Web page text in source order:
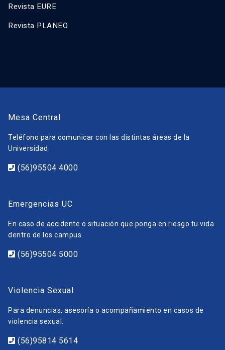
Revista EURE
Revista PLANEO
Mesa Central
Teléfono para comunicar con las distintas áreas de la
Universidad.
(56)95504 4000
Emergencias UC
En caso de accidente o situación que ponga en riesgo tu vida
dentro de los campus.
(56)95504 5000
Violencia Sexual
Para denuncias, asesoría o acompañamiento en casos de
violencia sexual.
(56)95814 5614